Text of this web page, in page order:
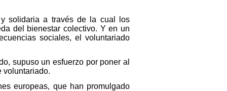
solidaria a través de la cual los
del bienestar colectivo. Y en un
sociales, el voluntariado
supuso un esfuerzo por poner al
voluntariado.
europeas, que han promulgado